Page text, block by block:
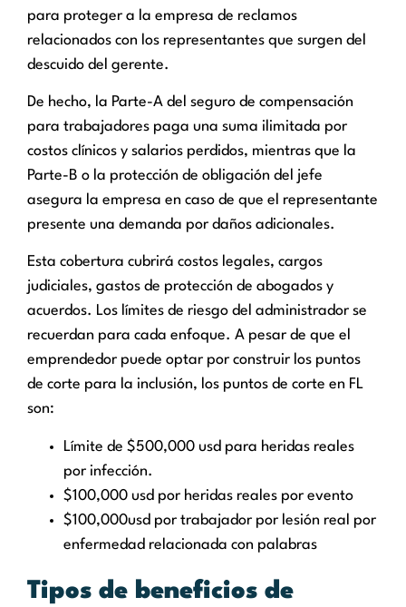
para proteger a la empresa de reclamos
relacionados con los representantes que surgen del
descuido del gerente.
De hecho, la Parte-A del seguro de compensación
para trabajadores paga una suma ilimitada por
costos clínicos y salarios perdidos, mientras que la
Parte-B o la protección de obligación del jefe
asegura la empresa en caso de que el representante
presente una demanda por daños adicionales.
Esta cobertura cubrirá costos legales, cargos
judiciales, gastos de protección de abogados y
acuerdos. Los límites de riesgo del administrador se
recuerdan para cada enfoque. A pesar de que el
emprendedor puede optar por construir los puntos
de corte para la inclusión, los puntos de corte en FL
son:
Límite de $500,000 usd para heridas reales
por infección.
$100,000 usd por heridas reales por evento
$100,000usd por trabajador por lesión real por
enfermedad relacionada con palabras
Tipos de beneficios de